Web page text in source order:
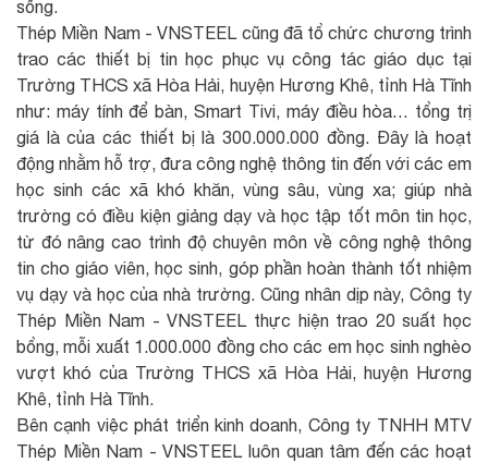
sống.
Thép Miền Nam - VNSTEEL cũng đã tổ chức chương trình
trao các thiết bị tin học phục vụ công tác giáo dục tại
Trường THCS xã Hòa Hải, huyện Hương Khê, tỉnh Hà Tĩnh
như: máy tính để bàn, Smart Tivi, máy điều hòa… tổng trị
giá là của các thiết bị là 300.000.000 đồng. Đây là hoạt
động nhằm hỗ trợ, đưa công nghệ thông tin đến với các em
học sinh các xã khó khăn, vùng sâu, vùng xa; giúp nhà
trường có điều kiện giảng dạy và học tập tốt môn tin học,
từ đó nâng cao trình độ chuyên môn về công nghệ thông
tin cho giáo viên, học sinh, góp phần hoàn thành tốt nhiệm
vụ dạy và học của nhà trường. Cũng nhân dịp này, Công ty
Thép Miền Nam - VNSTEEL thực hiện trao 20 suất học
bổng, mỗi xuất 1.000.000 đồng cho các em học sinh nghèo
vượt khó của Trường THCS xã Hòa Hải, huyện Hương
Khê, tỉnh Hà Tĩnh.
Bên cạnh việc phát triển kinh doanh, Công ty TNHH MTV
Thép Miền Nam - VNSTEEL luôn quan tâm đến các hoạt